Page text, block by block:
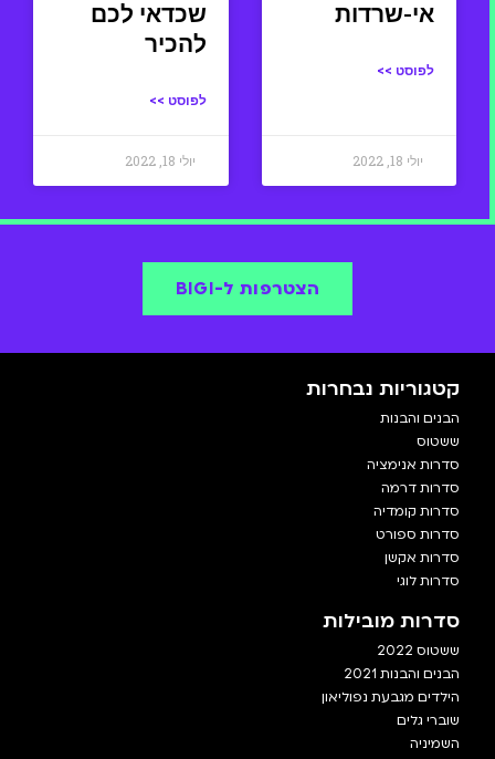
אי-שרדות
לפוסט >>
יולי 18, 2022
שכדאי לכם
להכיר
לפוסט >>
יולי 18, 2022
הצטרפות ל-BIGI
קטגוריות נבחרות
הבנים והבנות
ששטוס
סדרות אנימציה
סדרות דרמה
סדרות קומדיה
סדרות ספורט
סדרות אקשן
סדרות לוגי
סדרות מובילות
ששטוס 2022
הבנים והבנות 2021
הילדים מגבעת נפוליאון
שוברי גלים
השמיניה